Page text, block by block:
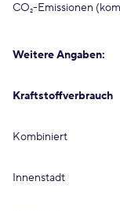
CO₂-Emissionen
Weitere Angaben:
Kraftstoffverbrauch
Kombiniert
Innenstadt